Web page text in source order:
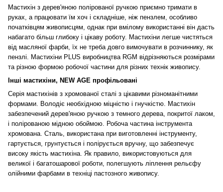
Мастихін з дерев'яною полірованої ручкою приємно тримати в
руках, а працювати їм хоч і складніше, ніж пензлем, особливо
початківцям живописцям, однак при вмілому використанні він дасть
набагато більш глибоку і цікаву роботу. Мастихіни легше чистяться
від масляної фарби, їх не треба довго вимочувати в розчиннику, як
пензлі. Мастихіни PLUS виробництва RGM відрізняються розмірами
та різною формою робочої частини для різних технік живопису.
Інші мастихіни, NEW AGE профільовані
Серія мастихінів з хромованої сталі з цікавими різноманітними
формами. Володіє необхідною міцністю і гнучкістю. Мастихін
забезпечений дерев'яною ручкою з темного дерева, покритої лаком,
і полірованою мідною обоймою. Робоча частина інструмента
хромована. Сталь, використана при виготовленні інструменту,
гартується, грунтується і полірується вручну, що забезпечує
високу якість мастихіна. Як правило, використовуються для
великої і багатошарової роботи, полегшують ліплення рельєфу
олійними фарбами в техніці пастозного живопису.